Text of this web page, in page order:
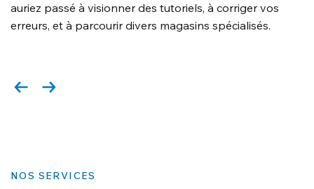
auriez passé à visionner des tutoriels, à corriger vos
erreurs, et à parcourir divers magasins spécialisés.
NOS SERVICES